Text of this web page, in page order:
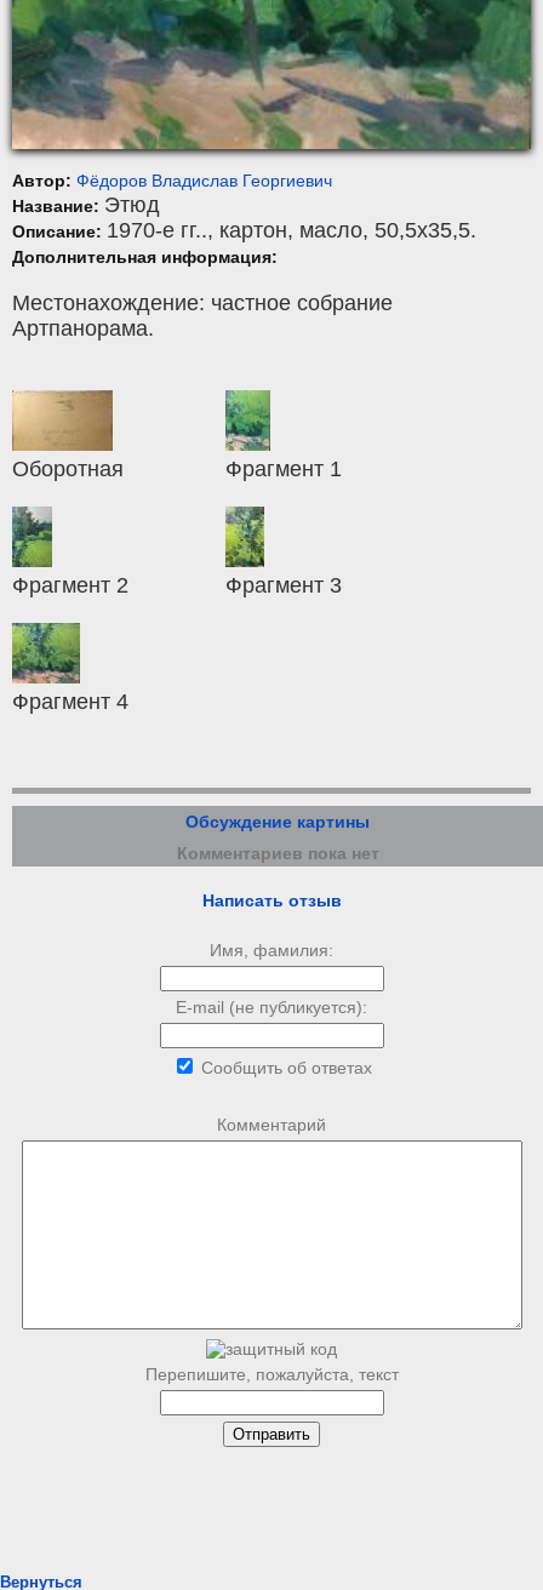
Автор: Фёдоров Владислав Георгиевич
Название: Этюд
Описание: 1970-е гг.., картон, масло, 50,5x35,5.
Дополнительная информация:
Местонахождение: частное собрание
Артпанорама.
Оборотная Фрагмент 1
Фрагмент 2 Фрагмент 3
Фрагмент 4
Обсуждение картины
Комментариев пока нет
Написать отзыв
Имя, фамилия:
E-mail (не публикуется):
Сообщить об ответах
Комментарий
Перепишите, пожалуйста, текст
Вернуться